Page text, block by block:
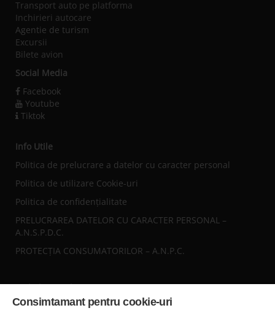
Transport auto pe platforma
Inchirieri autocare
Agentie de turism
Excursii
Bilete avion
Social Media
Facebook
Youtube
Tiktok
Info Utile
Politica de prelucrare a datelor cu caracter personal
Politica de utilizare Cookie-uri
Politica de confidențialitate
PRELUCRAREA DATELOR CU CARACTER PERSONAL –
A.N.S.P.D.C.
PROTECȚIA CONSUMATORILOR – A.N.P.C.
Sediul central
Falticeni ( Autogara Romfour )
Consimtamant pentru cookie-uri